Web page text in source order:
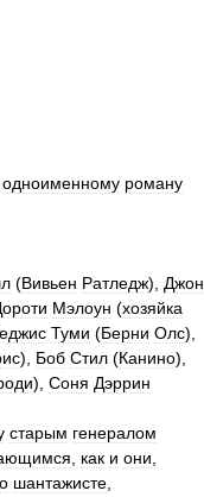
одноименному роману
(Вивьен Ратледж), Джон
Мэлоун (хозяйка
Туми (Берни Олс),
), Боб Стил (Канино),
), Соня Дэррин
старым генералом
как и они
о шантажисте